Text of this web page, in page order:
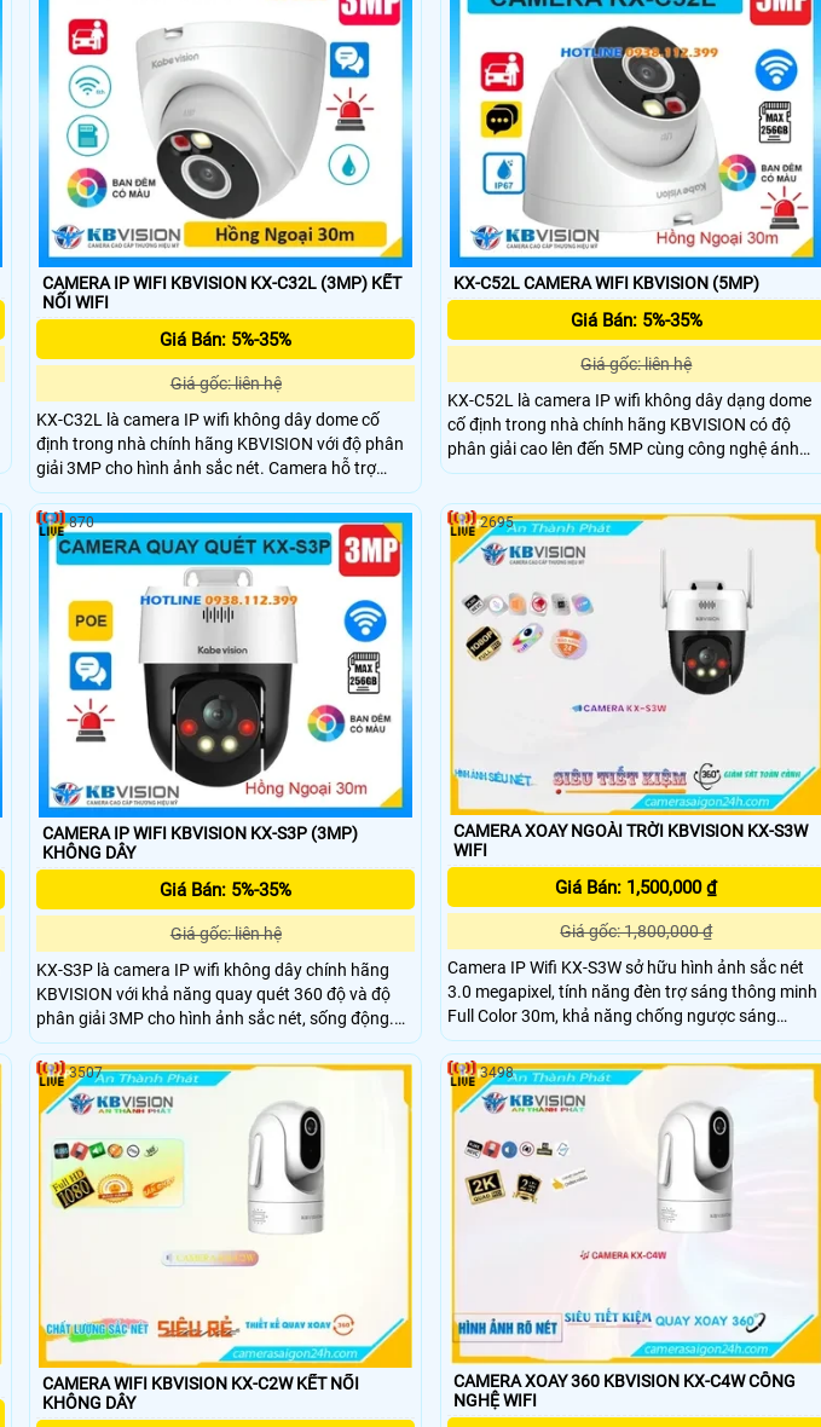
IP67, KX-C51L là lựa chọn camera giá rẻ nhưng
đầy đủ tính năng cho nhu cầu an ninh ngoài trời.
và mức giá rẻ đây là lựa chọn lý tưởng cho giám
sát an ninh gia đình, văn phòng, cửa hàng,...
CAMERA IP WIFI KBVISION KX-C32L (3MP) KẾT
NỐI WIFI
Giá Bán: 5%-35%
Giá gốc: liên hệ
KX-C32L là camera IP wifi không dây dome cố
định trong nhà chính hãng KBVISION với độ phân
giải 3MP cho hình ảnh sắc nét. Camera hỗ trợ
hồng ngoại 30m ánh sáng kép full color, đàm thoại
2 chiều, khe cắm thẻ nhớ lên đến 256GB và tính
năng phân biệt người và xe, tích hợp báo động
thông minh. Với chuẩn chống bụi nước IP67 và
mức giá rẻ đây là giải pháp giám sát an ninh gia
đình hiệu quả.
KX-C52L CAMERA WIFI KBVISION (5MP)
Giá Bán: 5%-35%
Giá gốc: liên hệ
KX-C52L là camera IP wifi không dây dạng dome
cố định trong nhà chính hãng KBVISION có độ
phân giải cao lên đến 5MP cùng công nghệ ánh
sáng kép Full Color cho hình ảnh sắc nét cả ngày
thoại 2 chiều, khe cắm thẻ nhớ lên đến 256GB có
khả năng phân biệt người và xe, kèm theo chức
năng báo động đèn và còi hú thông minh khi phát
hiện xâm nhập.
CAMERA IP WIFI KBVISION KX-S3P (3MP)
KHÔNG DÂY
Giá Bán: 5%-35%
Giá gốc: liên hệ
KX-S3P là camera IP wifi không dây chính hãng
KBVISION với khả năng quay quét 360 độ và độ
phân giải 3MP cho hình ảnh sắc nét, sống động.
Camera tích hợp mic và loa đàm thoại 2 chiều,
hồng ngoại 30m full color, còi hú và đèn chớp báo
động hiệu quả. Hỗ trợ khe thẻ nhớ lên đến 256GB,
kết nối POE tiện lợi, camera KX-S3P là lựa chọn giá
rẻ, chất lượng cao cho mọi không gian.
870
CAMERA XOAY NGOÀI TRỜI KBVISION KX-S3W
WIFI
Giá Bán: 1,500,000 ₫
Giá gốc: 1,800,000 ₫
Camera IP Wifi KX-S3W sở hữu hình ảnh sắc nét
3.0 megapixel, tính năng đèn trợ sáng thông minh
Full Color 30m, khả năng chống ngược sáng
DWDR cùng khả năng quay xoay 360 độ và chuẩn
IP67 giúp cho camera có thể lắp đặt được ở
vị trí ngoài trời hoặc bụi bẩn hay nhiệt độ cao mà
vẫn bảo đảm được độ bền cho camera.
2695
CAMERA WIFI KBVISION KX-C2W KẾT NỐI
KHÔNG DÂY
3507
CAMERA XOAY 360 KBVISION KX-C4W CÔNG
NGHỆ WIFI
3498